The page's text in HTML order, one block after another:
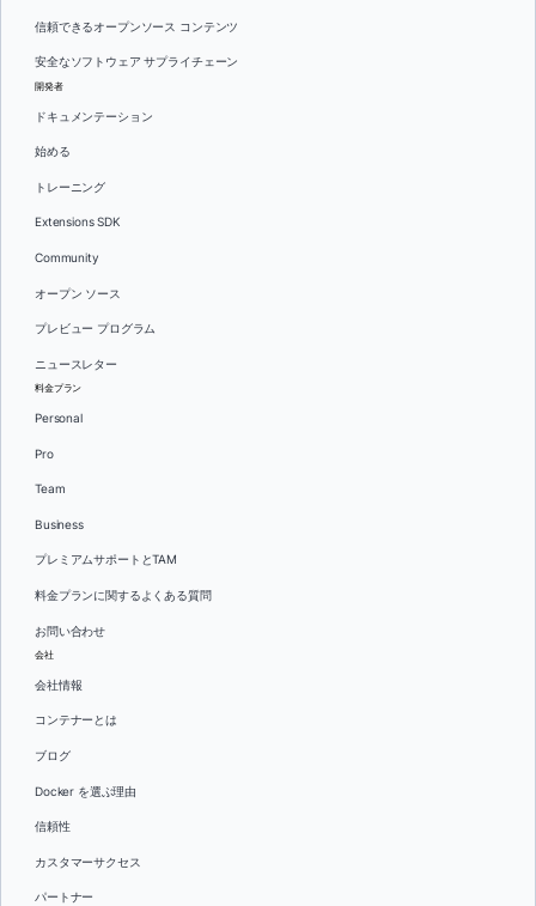
信頼できるオープンソース コンテンツ
安全なソフトウェア サプライチェーン
開発者
ドキュメンテーション
始める
トレーニング
Extensions SDK
Community
オープン ソース
プレビュー プログラム
ニュースレター
料金プラン
Personal
Pro
Team
Business
プレミアムサポートとTAM
料金プランに関するよくある質問
お問い合わせ
会社
会社情報
コンテナーとは
ブログ
Docker を選ぶ理由
信頼性
カスタマーサクセス
パートナー